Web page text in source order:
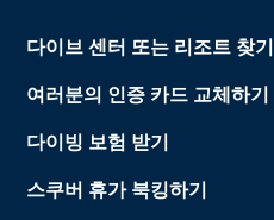
다이브 센터 또는 리조트 찾기
여러분의 인증 카드 교체하기
다이빙 보험 받기
스쿠버 휴가 북킹하기